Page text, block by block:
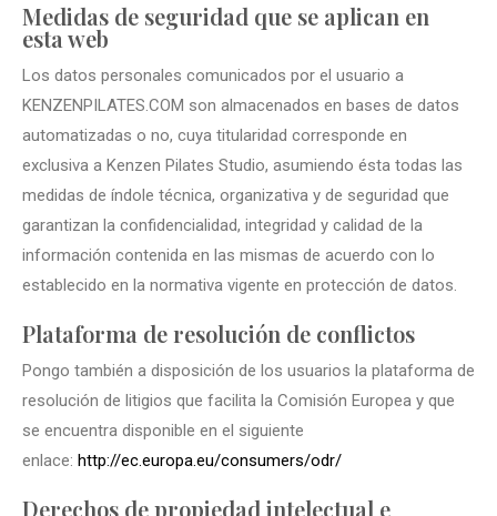
Medidas de seguridad que se aplican en
esta web
Los datos personales comunicados por el usuario a
KENZENPILATES.COM son almacenados en bases de datos
automatizadas o no, cuya titularidad corresponde en
exclusiva a Kenzen Pilates Studio, asumiendo ésta todas las
medidas de índole técnica, organizativa y de seguridad que
garantizan la confidencialidad, integridad y calidad de la
información contenida en las mismas de acuerdo con lo
establecido en la normativa vigente en protección de datos.
Plataforma de resolución de conflictos
Pongo también a disposición de los usuarios la plataforma de
resolución de litigios que facilita la Comisión Europea y que
se encuentra disponible en el siguiente
enlace: http://ec.europa.eu/consumers/odr/
Derechos de propiedad intelectual e